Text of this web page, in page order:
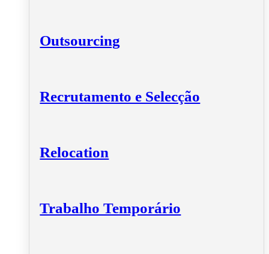
Outsourcing
Recrutamento e Selecção
Relocation
Trabalho Temporário